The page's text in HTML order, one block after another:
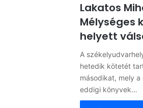
Lakatos
Mélységes
helyett
A
hetedik kötetét
másodikat, mely
eddigi könyvek…